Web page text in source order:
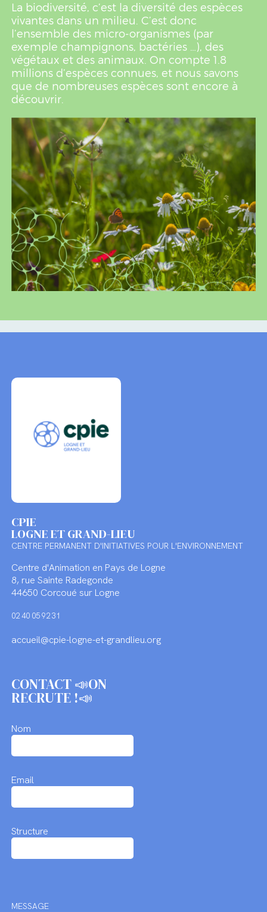
La biodiversité, c’est la diversité des espèces
vivantes dans un milieu. C’est donc
l’ensemble des micro-organismes (par
exemple champignons, bactéries …), des
végétaux et des animaux. On compte 1.8
millions d’espèces connues, et nous savons
que de nombreuses espèces sont encore à
découvrir.
CPIE
LOGNE ET GRAND-LIEU
CENTRE PERMANENT D'INITIATIVES POUR L'ENVIRONNEMENT
Centre d'Animation en Pays de Logne
8, rue Sainte Radegonde
44650 Corcoué sur Logne
02 40 05 92 31
accueil@cpie-logne-et-grandlieu.org
CONTACT 📣ON
RECRUTE !📣
Nom
Email
Structure
MESSAGE